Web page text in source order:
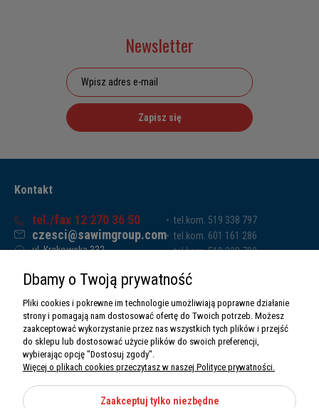
Newsletter
Zapisz się
Kontakt
tel./fax 12 270 36 50
czesci@sawimgroup.com
ul. Krakowska 332,
Sawim Group Mariusz Zdyb sp. k.
NIP: 5130284470
REGON: 5246591010
tel.kom. 519 338 797
tel.kom. 601 161 286
tel.kom. 519 338 793
O nas
Informacje
Dbamy o Twoją prywatność
Pliki cookies i pokrewne im technologie umożliwiają poprawne działanie
strony i pomagają nam dostosować ofertę do Twoich potrzeb. Możesz
zaakceptować wykorzystanie przez nas wszystkich tych plików i przejść
do sklepu lub dostosować użycie plików do swoich preferencji,
wybierając opcję "Dostosuj zgody".
Więcej o plikach cookies przeczytasz w naszej Polityce prywatności.
Zaakceptuj tylko niezbędne